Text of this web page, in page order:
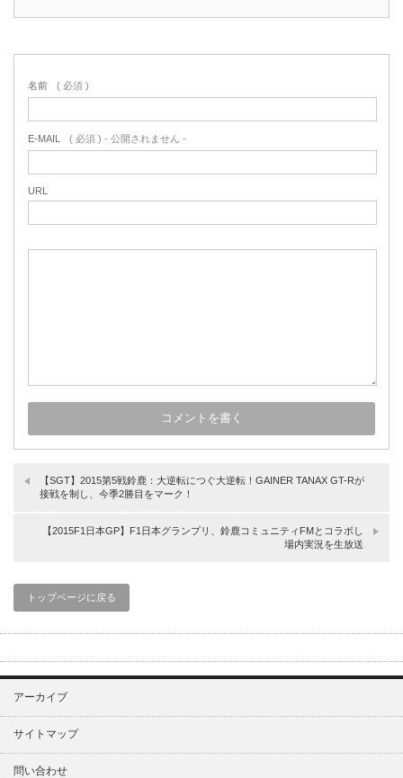
名前 ( 必須 )
E-MAIL ( 必須 ) - 公開されません -
URL
【SGT】2015第5戦鈴鹿：大逆転につぐ大逆転！GAINER TANAX GT-Rが
接戦を制し、今季2勝目をマーク！
【2015F1日本GP】F1日本グランプリ、鈴鹿コミュニティFMとコラボし
場内実況を生放送
トップページに戻る
アーカイブ
サイトマップ
問い合わせ